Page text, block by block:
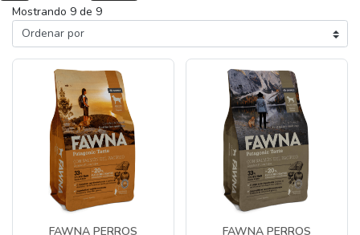
Mostrando 9 de 9
FAWNA PERROS
FAWNA PERROS